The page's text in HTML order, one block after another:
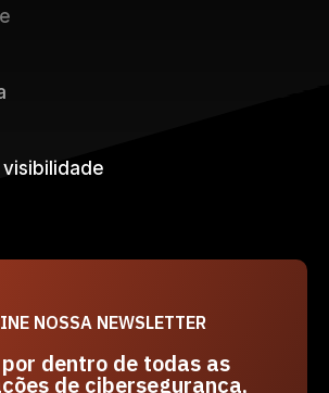
visibilidade
NOSSA NEWSLETTER
dentro de todas as
de cibersegurança,